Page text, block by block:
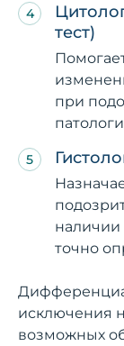
тест)
при
наличии
точно
исключения
возможных